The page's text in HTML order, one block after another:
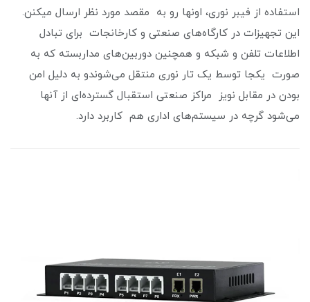
استفاده از فیبر نوری، اونها رو به مقصد مورد نظر ارسال میکنن.
این تجهیزات در کارگاه‌های صنعتی و کارخانجات برای تبادل
اطلاعات تلفن و شبکه و همچنین دوربین‌های مداربسته که به
صورت یکجا توسط یک تار نوری منتقل می‌شوندو به دلیل امن
بودن در مقابل نویز مراکز صنعتی استقبال گسترده‌ای از آنها
می‌شود گرچه در سیستم‌های اداری هم کاربرد دارد.